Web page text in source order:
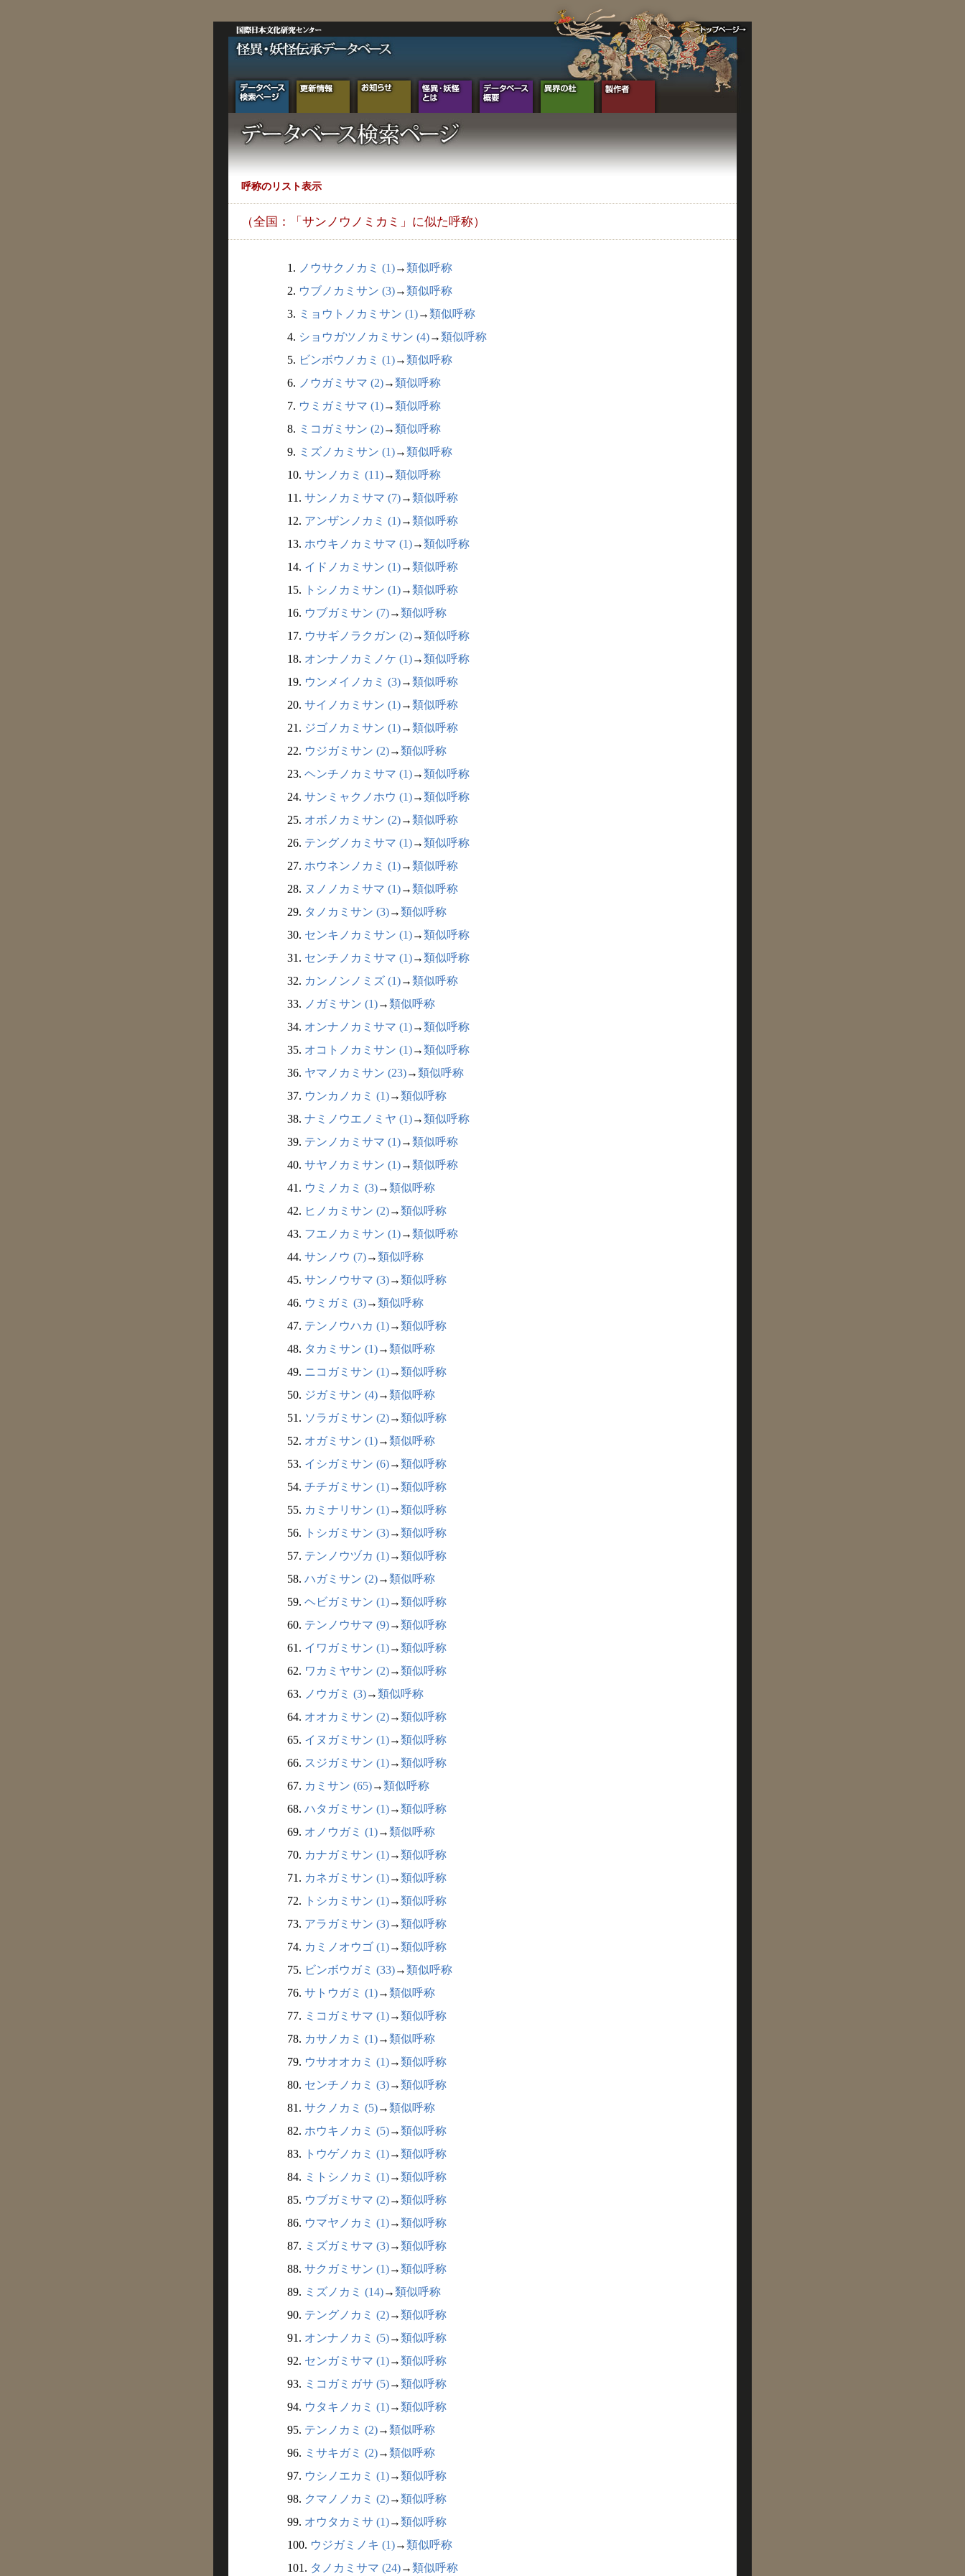
呼称のリスト表示
（全国：「サンノウノミカミ」に似た呼称）
1. ノウサクノカミ (1)→類似呼称
2. ウブノカミサン (3)→類似呼称
3. ミョウトノカミサン (1)→類似呼称
4. ショウガツノカミサン (4)→類似呼称
5. ビンボウノカミ (1)→類似呼称
6. ノウガミサマ (2)→類似呼称
7. ウミガミサマ (1)→類似呼称
8. ミコガミサン (2)→類似呼称
9. ミズノカミサン (1)→類似呼称
10. サンノカミ (11)→類似呼称
11. サンノカミサマ (7)→類似呼称
12. アンザンノカミ (1)→類似呼称
13. ホウキノカミサマ (1)→類似呼称
14. イドノカミサン (1)→類似呼称
15.
トシノカミサン (1)→類似呼称
16. ウブガミサン (7)→類似呼称
17. ウサギノラクガン (2)→類似呼称
18. オンナノカミノケ (1)→類似呼称
19. ウンメイノカミ (3)→類似呼称
20. サイノカミサン (1)→類似呼称
21. ジゴノカミサン (1)→類似呼称
22. ウジガミサン (2)→類似呼称
23. ヘンチノカミサマ (1)→類似呼称
24. サンミャクノホウ (1)→類似呼称
25. オボノカミサン (2)→類似呼称
26. テングノカミサマ (1)→類似呼称
27. ホウネンノカミ (1)→類似呼称
28. ヌノノカミサマ (1)→類似呼称
29. タノカミサン (3)→類似呼称
30. センキノカミサン (1)→類似呼称
31. センチノカミサマ (1)→類似呼称
32. カンノンノミズ (1)→類似呼称
33. ノガミサン (1)→類似呼称
34. オンナノカミサマ (1)→類似呼称
35. オコトノカミサン (1)→類似呼称
36. ヤマノカミサン (23)→類似呼称
37. ウンカノカミ (1)→類似呼称
38. ナミノウエノミヤ (1)→類似呼称
39. テンノカミサマ (1)→類似呼称
40. サヤノカミサン (1)→類似呼称
41. ウミノカミ (3)→類似呼称
42. ヒノカミサン (2)→類似呼称
43. フエノカミサン (1)→類似呼称
44. サンノウ (7)→類似呼称
45. サンノウサマ (3)→類似呼称
46. ウミガミ (3)→類似呼称
47. テンノウハカ (1)→類似呼称
48. タカミサン (1)→類似呼称
49. ニコガミサン (1)→類似呼称
50. ジガミサン (4)→類似呼称
51. ソラガミサン (2)→類似呼称
52. オガミサン (1)→類似呼称
53. イシガミサン (6)→類似呼称
54. チチガミサン (1)→類似呼称
55. カミナリサン (1)→類似呼称
56.
トシガミサン (3)→類似呼称
57. テンノウヅカ (1)→類似呼称
58. ハガミサン (2)→類似呼称
59. ヘビガミサン (1)→類似呼称
60. テンノウサマ (9)→類似呼称
61. イワガミサン (1)→類似呼称
62. ワカミヤサン (2)→類似呼称
63. ノウガミ (3)→類似呼称
64. オオカミサン (2)→類似呼称
65. イヌガミサン (1)→類似呼称
66. スジガミサン (1)→類似呼称
67. カミサン (65)→類似呼称
68. ハタガミサン (1)→類似呼称
69. オノウガミ (1)→類似呼称
70. カナガミサン (1)→類似呼称
71. カネガミサン (1)→類似呼称
72.
トシカミサン (1)→類似呼称
73. アラガミサン (3)→類似呼称
74. カミノオウゴ (1)→類似呼称
75. ビンボウガミ (33)→類似呼称
76. サトウガミ (1)→類似呼称
77. ミコガミサマ (1)→類似呼称
78. カサノカミ (1)→類似呼称
79. ウサオオカミ (1)→類似呼称
80. センチノカミ (3)→類似呼称
81. サクノカミ (5)→類似呼称
82. ホウキノカミ (5)→類似呼称
83.
トウゲノカミ (1)→類似呼称
84. ミトシノカミ (1)→類似呼称
85. ウブガミサマ (2)→類似呼称
86. ウマヤノカミ (1)→類似呼称
87. ミズガミサマ (3)→類似呼称
88. サクガミサン (1)→類似呼称
89. ミズノカミ (14)→類似呼称
90. テングノカミ (2)→類似呼称
91. オンナノカミ (5)→類似呼称
92. センガミサマ (1)→類似呼称
93. ミコガミガサ (5)→類似呼称
94. ウタキノカミ (1)→類似呼称
95. テンノカミ (2)→類似呼称
96. ミサキガミ (2)→類似呼称
97. ウシノエカミ (1)→類似呼称
98. クマノノカミ (2)→類似呼称
99. オウタカミサ (1)→類似呼称
100. ウジガミノキ (1)→類似呼称
101. タノカミサマ (24)→類似呼称